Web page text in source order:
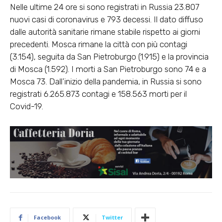
Nelle ultime 24 ore si sono registrati in Russia 23.807
nuovi casi di coronavirus e 793 decessi. Il dato diffuso
dalle autorità sanitarie rimane stabile rispetto ai giorni
precedenti. Mosca rimane la città con più contagi
(3.154), seguita da San Pietroburgo (1.915) e la provincia
di Mosca (1.592). I morti a San Pietroburgo sono 74 e a
Mosca 73. Dall’inizio della pandemia, in Russia si sono
registrati 6.265.873 contagi e 158.563 morti per il
Covid-19.
Facebook Twitter